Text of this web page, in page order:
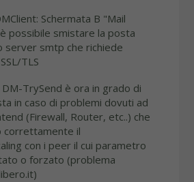
Schermata B "Mail
possibile smistare la posta
server smtp che richiede
TLS
TrySend è ora in grado di
in caso di problemi dovuti ad
(Firewall, Router, etc..) che
correttamente il
con i peer il cui parametro
o forzato (problema